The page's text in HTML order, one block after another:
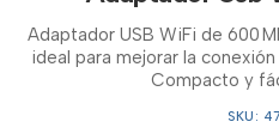
Adaptador USB WiFi de 600
ideal para mejorar la
Compacto y
SKU: